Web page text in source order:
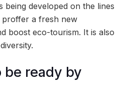
being developed on the lines
a fresh new
boost eco-tourism. It is also
ready by